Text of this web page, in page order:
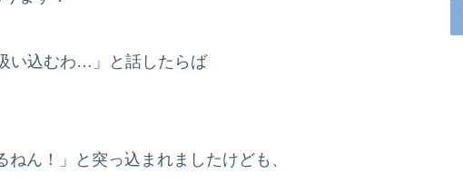
い込むわ…」と話したらば
ん！」と突っ込まれましたけども、